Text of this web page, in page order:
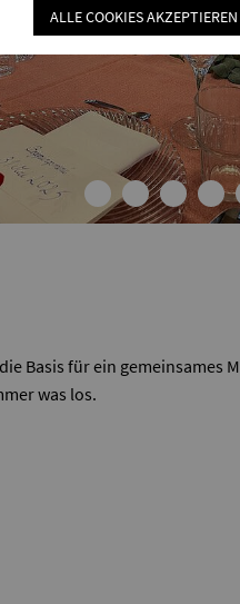
Basis für ein
was los.
ALLE COOKIES AKZEPTIEREN